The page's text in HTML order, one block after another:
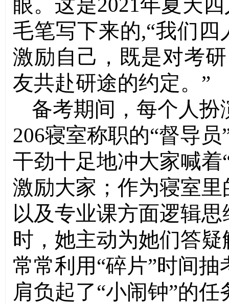
眼。这是2021年夏天
毛笔写下来的,“我们
激励自己，既是对考
友共赴研途的约定。”
备考期间，每个人
206寝室称职的“督导
干劲十足地冲大家喊
激励大家；作为寝室
以及专业课方面逻辑
时，她主动为她们答
常常利用“碎片”时间
肩负起了“小闹钟”的